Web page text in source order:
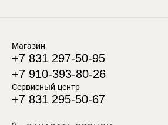
Магазин
+7 831 297-50-95
+7 910-393-80-26
Сервисный центр
+7 831 295-50-67